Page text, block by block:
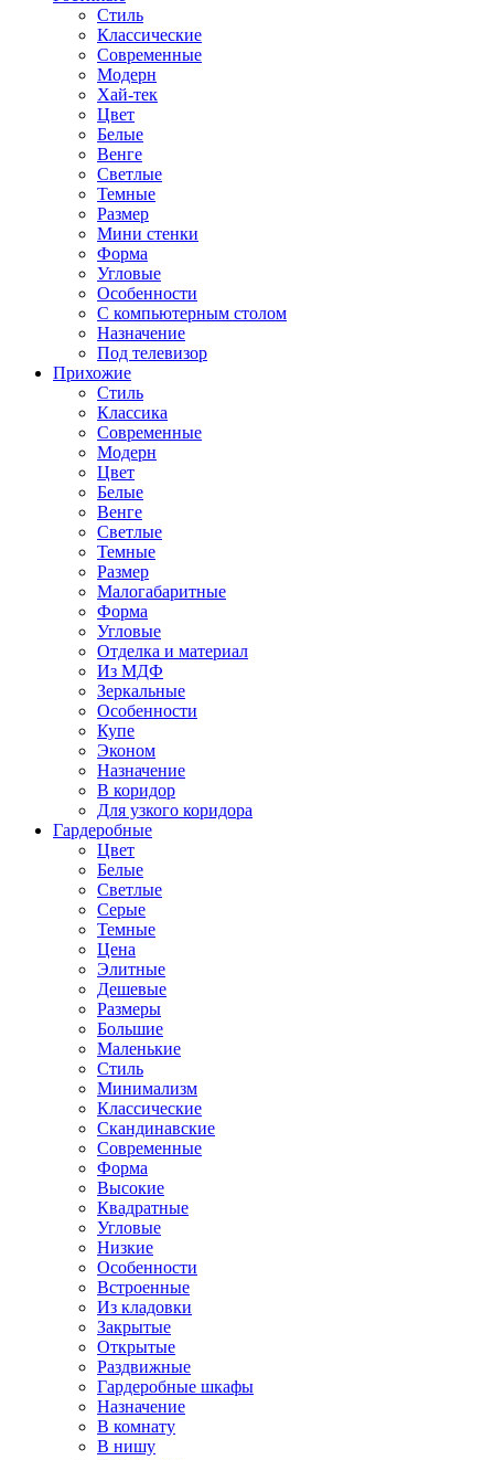
Стиль
Классические
Современные
Модерн
Хай-тек
Цвет
Белые
Венге
Светлые
Темные
Размер
Мини стенки
Форма
Угловые
Особенности
С компьютерным столом
Назначение
Под телевизор
Прихожие
Стиль
Классика
Современные
Модерн
Цвет
Белые
Венге
Светлые
Темные
Размер
Малогабаритные
Форма
Угловые
Отделка и материал
Из МДФ
Зеркальные
Особенности
Купе
Эконом
Назначение
В коридор
Для узкого коридора
Гардеробные
Цвет
Белые
Светлые
Серые
Темные
Цена
Элитные
Дешевые
Размеры
Большие
Маленькие
Стиль
Минимализм
Классические
Скандинавские
Современные
Форма
Высокие
Квадратные
Угловые
Низкие
Особенности
Встроенные
Из кладовки
Закрытые
Открытые
Раздвижные
Гардеробные шкафы
Назначение
В комнату
В нишу